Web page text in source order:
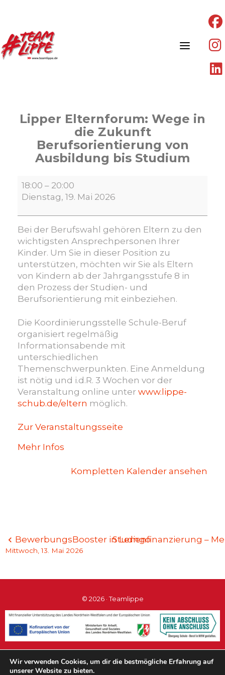
Lipper Elternforum: Wege in
die Zukunft
Berufsorientierung von
Ausbildung bis Studium
Lipper
Elternforum:
in
die
Zukunft
Berufsorientierung
von
Ausbildung
bis
Studium
18:00 – 20:00
Dienstag, 19. Mai 2026
Bei der Berufswahl gehören Eltern zu den
wichtigsten Ansprechpersonen Ihrer
Kinder. Um Sie in dieser Position zu
unterstützen, möchten wir Sie als Eltern
von Kindern ab der Jahrgangsstufe 8 in
den Prozess der Studien- und
Berufsorientierung mit einbeziehen.
Die Koordinierungsstelle Schule-Beruf
organisiert regelmäßig
Informationsabende mit
unterschiedlichen
Themenschwerpunkten. Eine Anmeldung
ist nötig und i.d.R. 3 Wochen vor der
Veranstaltung online unter www.lippe-
schub.de/eltern möglich.
Zur Veranstaltungsseite
Mehr Infos
Kompletten Kalender ansehen
Beitragsnavigation
BewerbungsBooster in Lemgo
Mittwoch, 13. Mai 2026
Studienfinanzierung –
© 2026 · Teamlippe
#teamlippe
Wir verwenden Cookies, um dir die bestmögliche Erfahrung auf
unserer Website zu bieten.